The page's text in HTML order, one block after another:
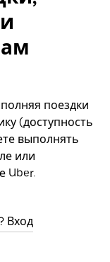
поездки
(доступность
выполнять
или
Uber.
Вход